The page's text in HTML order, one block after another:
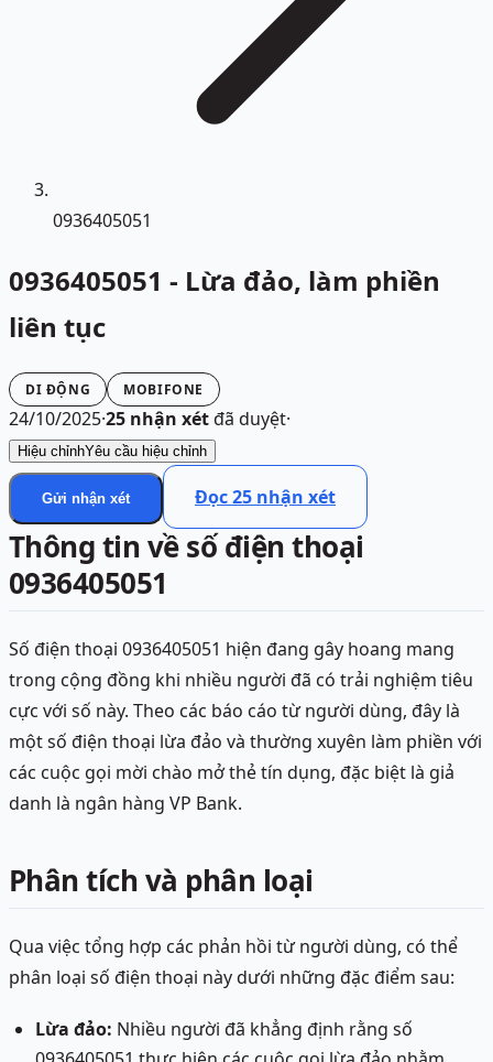
0936405051
0936405051 - Lừa đảo, làm phiền
liên tục
DI ĐỘNG MOBIFONE
24/10/2025·25 nhận xétđã duyệt·
Hiệu chỉnhYêu cầu hiệu chỉnh
Gửi nhận xét Đọc25 nhận xét
Thông tin về số điện thoại
0936405051
Số điện thoại 0936405051 hiện đang gây hoang mang
trong cộng đồng khi nhiều người đã có trải nghiệm tiêu
cực với số này. Theo các báo cáo từ người dùng, đây là
một số điện thoại lừa đảo và thường xuyên làm phiền với
các cuộc gọi mời chào mở thẻ tín dụng, đặc biệt là giả
danh là ngân hàng VP Bank.
Phân tích và phân loại
Qua việc tổng hợp các phản hồi từ người dùng, có thể
phân loại số điện thoại này dưới những đặc điểm sau:
Lừa đảo: Nhiều người đã khẳng định rằng số